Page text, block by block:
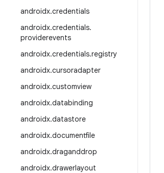
androidx.credentials
androidx.credentials.
providerevents
androidx.credentials.registry
androidx.cursoradapter
androidx.customview
androidx.databinding
androidx.datastore
androidx.documentfile
androidx.draganddrop
androidx.drawerlayout